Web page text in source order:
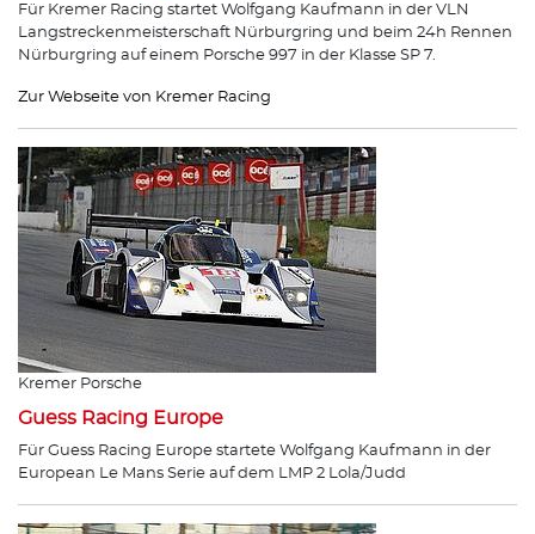
Für Kremer Racing startet Wolfgang Kaufmann in der VLN
Langstreckenmeisterschaft Nürburgring und beim 24h Rennen
Nürburgring auf einem Porsche 997 in der Klasse SP 7.
Zur Webseite von Kremer Racing
Kremer Porsche
Guess Racing Europe
Für Guess Racing Europe startete Wolfgang Kaufmann in der
European Le Mans Serie auf dem LMP 2 Lola/Judd